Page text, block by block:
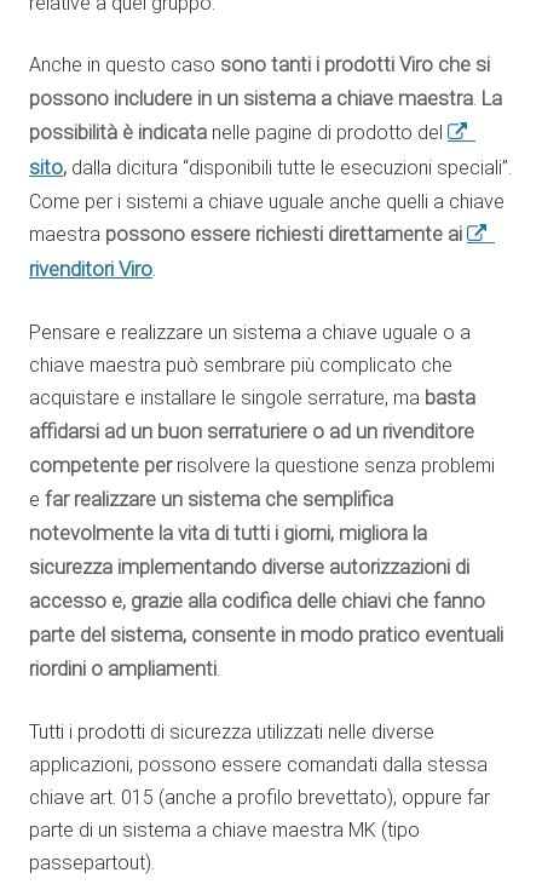
Anche in questo caso sono tanti i prodotti Viro che si
possono includere in un sistema a chiave maestra. La
possibilità è indicata nelle pagine di prodotto del
sito, dalla dicitura “disponibili tutte le esecuzioni speciali”.
Come per i sistemi a chiave uguale anche quelli a chiave
maestra possono essere richiesti direttamente ai
rivenditori Viro.
Pensare e realizzare un sistema a chiave uguale o a
chiave maestra può sembrare più complicato che
acquistare e installare le singole serrature, ma basta
affidarsi ad un buon serraturiere o ad un rivenditore
competente perrisolvere la questione senza problemi
e far realizzare un sistema che semplifica
notevolmente la vita di tutti i giorni, migliora la
sicurezza implementando diverse autorizzazioni di
accesso e, grazie alla codifica delle chiavi che fanno
parte del sistema, consente in modo pratico eventuali
riordini o ampliamenti.
Tutti i prodotti di sicurezza utilizzati nelle diverse
applicazioni, possono essere comandati dalla stessa
chiave art. 015 (anche a profilo brevettato), oppure far
parte di un sistema a chiave maestra MK (tipo
passepartout).